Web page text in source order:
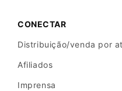
CONECTAR
Distribuição/venda por
Afiliados
Imprensa